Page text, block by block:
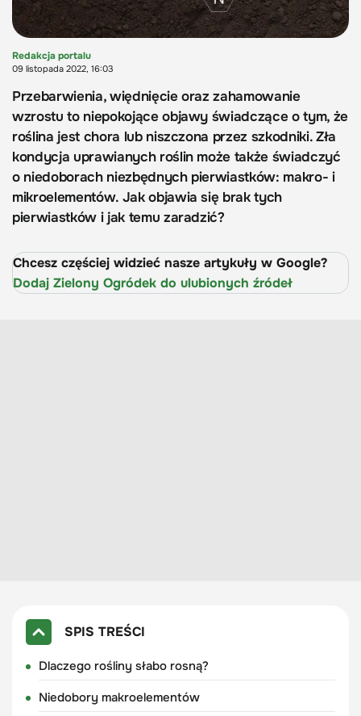
Redakcja portalu
09 listopada 2022, 16:03
Przebarwienia, więdnięcie oraz zahamowanie
wzrostu to niepokojące objawy świadczące o tym, że
roślina jest chora lub niszczona przez szkodniki. Zła
kondycja uprawianych roślin może także świadczyć
o niedoborach niezbędnych pierwiastków: makro- i
mikroelementów. Jak objawia się brak tych
pierwiastków i jak temu zaradzić?
Chcesz częściej widzieć nasze artykuły w Google?
Dodaj Zielony Ogródek do ulubionych źródeł
SPIS TREŚCI
Dlaczego rośliny słabo rosną?
Niedobory makroelementów